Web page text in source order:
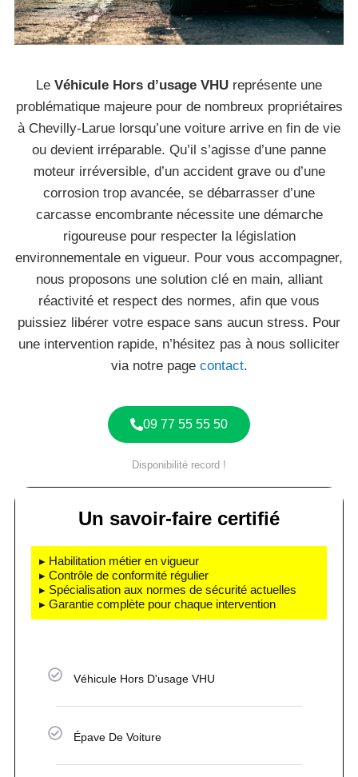
Le Véhicule Hors d’usage VHU représente une
problématique majeure pour de nombreux propriétaires
à Chevilly-Larue lorsqu’une voiture arrive en fin de vie
ou devient irréparable. Qu’il s’agisse d’une panne
moteur irréversible, d’un accident grave ou d’une
corrosion trop avancée, se débarrasser d’une
carcasse encombrante nécessite une démarche
rigoureuse pour respecter la législation
environnementale en vigueur. Pour vous accompagner,
nous proposons une solution clé en main, alliant
réactivité et respect des normes, afin que vous
puissiez libérer votre espace sans aucun stress. Pour
une intervention rapide, n’hésitez pas à nous solliciter
via notre page contact.
09 77 55 55 50
Disponibilité record !
Un savoir-faire certifié
▸ Habilitation métier en vigueur
▸ Contrôle de conformité régulier
▸ Spécialisation aux normes de sécurité actuelles
▸ Garantie complète pour chaque intervention
Véhicule Hors D'usage VHU
Épave De Voiture